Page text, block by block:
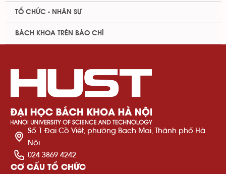
TỔ CHỨC - NHÂN SỰ
BÁCH KHOA TRÊN BÁO CHÍ
Số 1 Đại Cồ Việt, phường Bạch Mai, Thành phố Hà
Nội
024 3869 4242
CƠ CẤU TỔ CHỨC